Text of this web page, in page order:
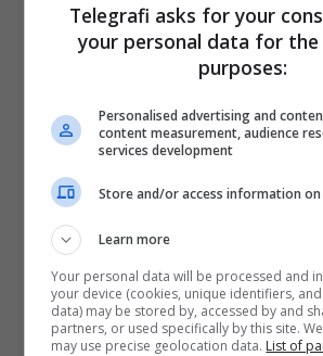
Telegrafi asks for your
your personal data for
purposes:
Personalised advertising and
content measurement, audience
services development
Store and/or access information on
Learn more
Your personal data will be processed and
your device (cookies, unique identifiers,
data) may be stored by, accessed by and
partners, or used specifically by this site.
may use precise geolocation data. List of